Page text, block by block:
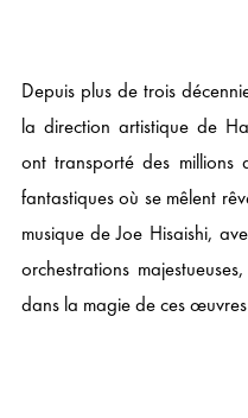
Depuis plus de trois
la direction artistique de
ont transporté des millions
fantastiques où se mêlent
musique de Joe Hisaishi,
orchestrations
dans la magie de ces